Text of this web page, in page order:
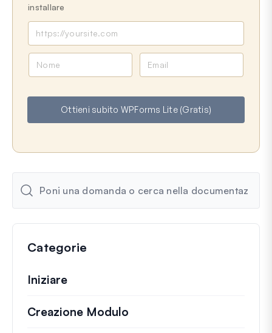
installare
e
i
l
Ottieni subito WPForms Lite (Gratis)
Categorie
Iniziare
Creazione Modulo